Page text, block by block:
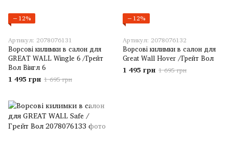
−12%
Артикул: 2078076131
Ворсові килимки в салон для
GREAT WALL Wingle 6 /Грейт
Вол Вінгл 6
1 495 грн 1 695 грн
−12%
Артикул: 2078076132
Ворсові килимки в салон для
Great Wall Hover /Грейт Вол
1 495 грн 1 695 грн